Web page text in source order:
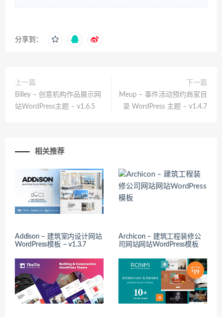
分享到：
上一篇
Billey – 创意机构作品展示网
站WordPress主题 – v1.6.5
下一篇
Meup – 事件活动预约商家目
录 WordPress 主题 – v1.4.7
相关推荐
Addison – 建筑室内设计网站
WordPress模板 – v1.3.7
Archicon – 建筑工程装修公
司网站网站WordPress模板